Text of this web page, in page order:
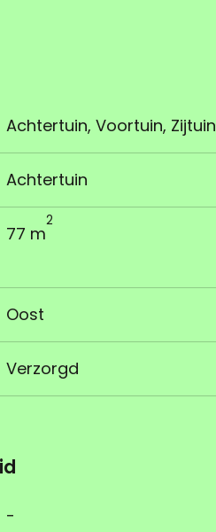
Achtertuin, Voortuin, Zijtuin
Achtertuin
77 m
2
Oost
Verzorgd
-